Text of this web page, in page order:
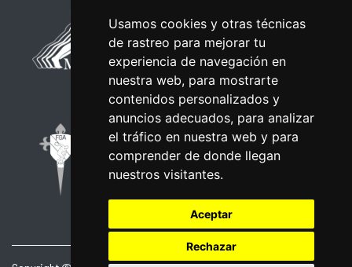
Usamos cookies y otras técnicas
de rastreo para mejorar tu
experiencia de navegación en
nuestra web, para mostrarte
contenidos personalizados y
anuncios adecuados, para analizar
el tráfico en nuestra web y para
comprender de donde llegan
nuestros visitantes.
Aceptar
Rechazar